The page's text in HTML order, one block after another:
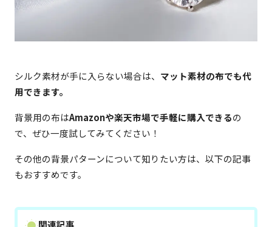
シルク素材が手に入らない場合は、 マット素材の布でも代
用できます。
背景用の布はAmazonや楽天市場で手軽に購入できるの
で、ぜひ一度試してみてください！
その他の背景パターンについて知りたい方は、以下の記事
もおすすめです。